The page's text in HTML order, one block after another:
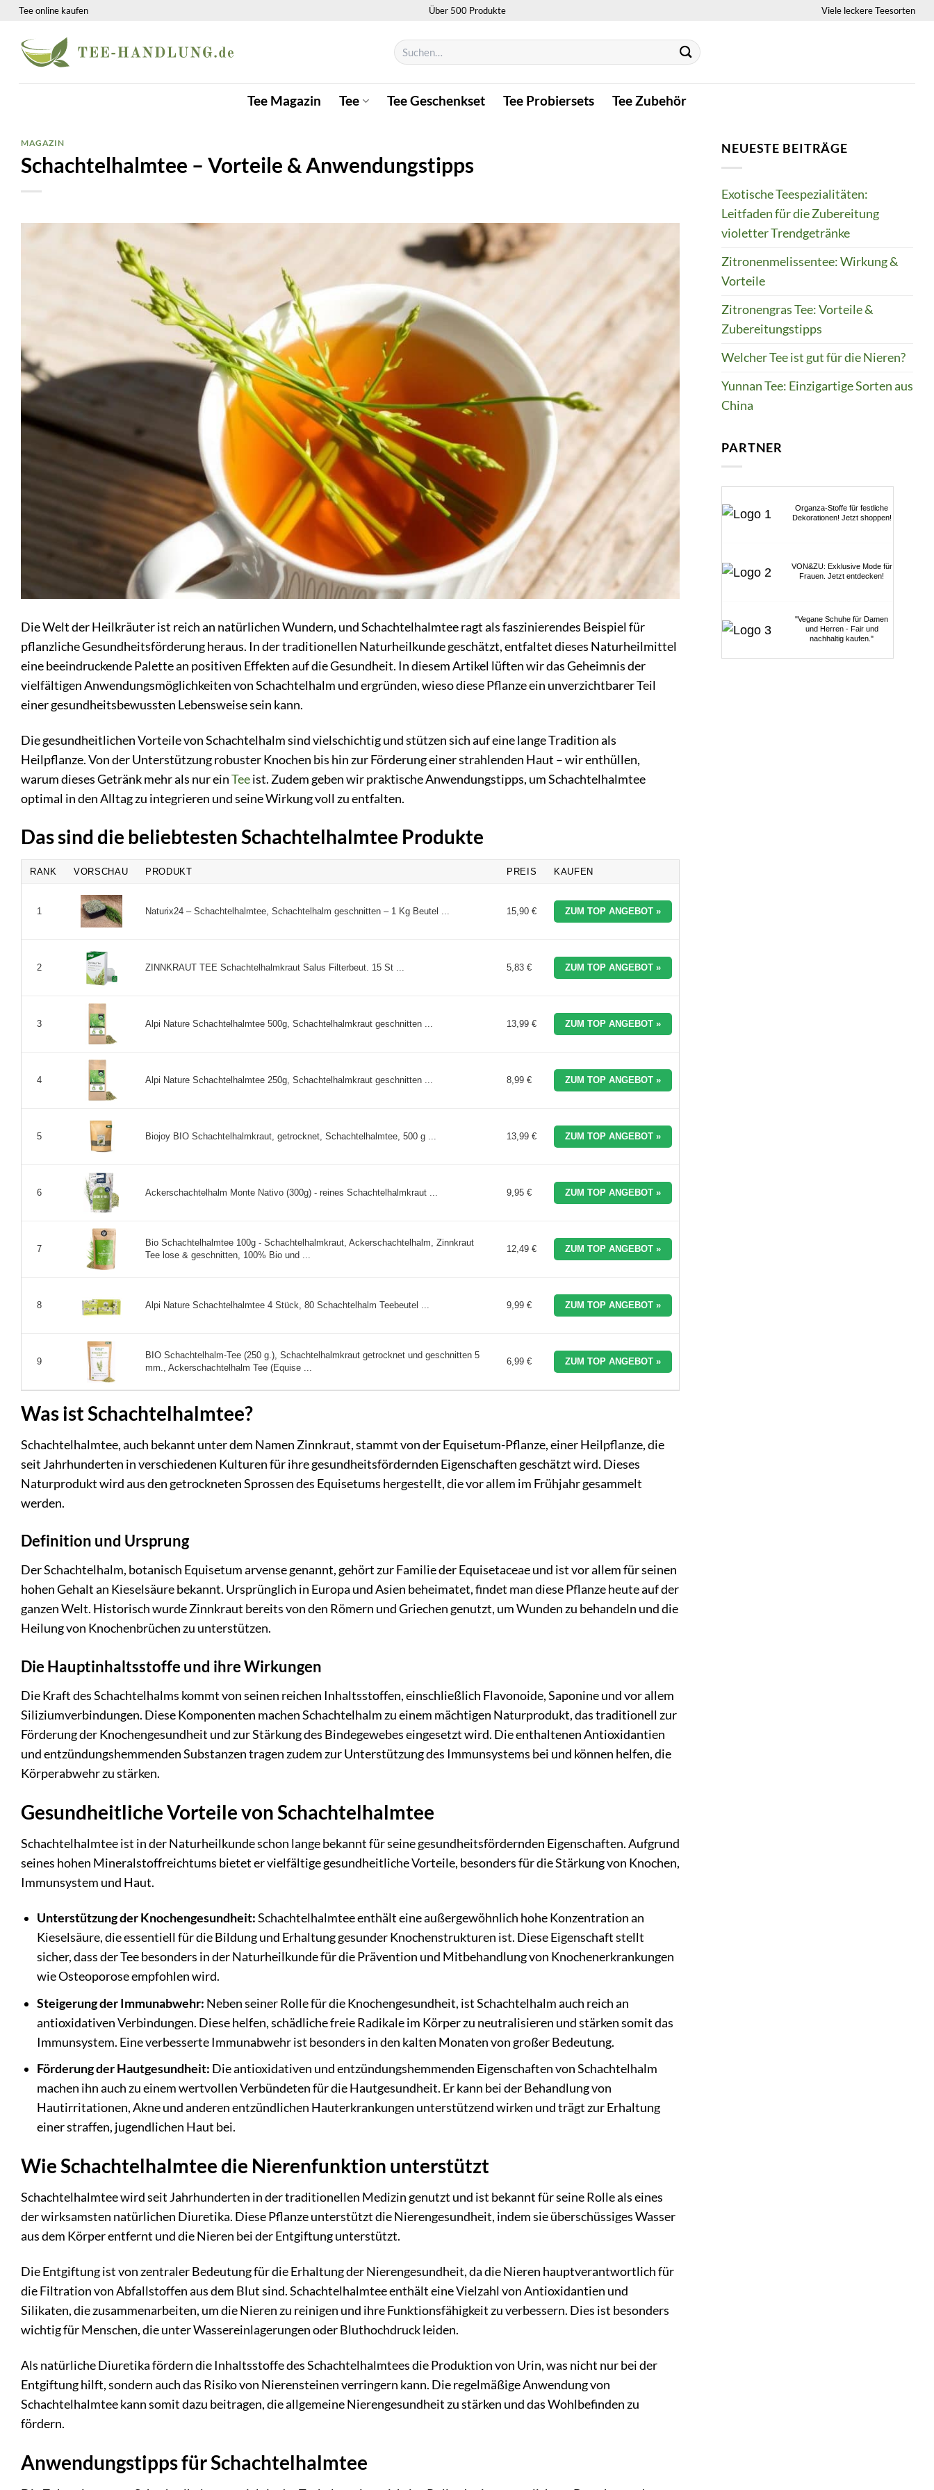
Zum
springen
Tee online kaufen Über 500 Produkte Viele leckere Teesorten
Suchen
nach:
Tee Magazin Tee Tee Geschenkset Tee Probiersets Tee Zubehör
MAGAZIN
Schachtelhalmtee – Vorteile & Anwendungstipps
Die Welt der Heilkräuter ist reich an natürlichen Wundern, und Schachtelhalmtee ragt als faszinierendes Beispiel für
pflanzliche Gesundheitsförderung heraus. In der traditionellen Naturheilkunde geschätzt, entfaltet dieses Naturheilmittel
eine beeindruckende Palette an positiven Effekten auf die Gesundheit. In diesem Artikel lüften wir das Geheimnis der
vielfältigen Anwendungsmöglichkeiten von Schachtelhalm und ergründen, wieso diese Pflanze ein unverzichtbarer Teil
einer gesundheitsbewussten Lebensweise sein kann.
Die gesundheitlichen Vorteile von Schachtelhalm sind vielschichtig und stützen sich auf eine lange Tradition als
Heilpflanze. Von der Unterstützung robuster Knochen bis hin zur Förderung einer strahlenden Haut – wir enthüllen,
warum dieses Getränk mehr als nur einTeeist. Zudem geben wir praktische Anwendungstipps, um Schachtelhalmtee
optimal in den Alltag zu integrieren und seine Wirkung voll zu entfalten.
Das sind die beliebtesten Schachtelhalmtee Produkte
RANK VORSCHAU PRODUKT PREIS KAUFEN
1 Naturix24 – Schachtelhalmtee, Schachtelhalm geschnitten – 1 Kg Beutel ... 15,90 € ZUM TOP ANGEBOT »
2 ZINNKRAUT TEE Schachtelhalmkraut Salus Filterbeut. 15 St ... 5,83 € ZUM TOP ANGEBOT »
3 Alpi Nature Schachtelhalmtee 500g, Schachtelhalmkraut geschnitten ... 13,99 € ZUM TOP ANGEBOT »
4 Alpi Nature Schachtelhalmtee 250g, Schachtelhalmkraut geschnitten ... 8,99 € ZUM TOP ANGEBOT »
5 Biojoy BIO Schachtelhalmkraut, getrocknet, Schachtelhalmtee, 500 g ... 13,99 € ZUM TOP ANGEBOT »
6 Ackerschachtelhalm Monte Nativo (300g) - reines Schachtelhalmkraut ... 9,95 € ZUM TOP ANGEBOT »
7
Bio Schachtelhalmtee 100g - Schachtelhalmkraut, Ackerschachtelhalm, Zinnkraut
Tee lose & geschnitten, 100% Bio und ...
12,49 € ZUM TOP ANGEBOT »
8 Alpi Nature Schachtelhalmtee 4 Stück, 80 Schachtelhalm Teebeutel ... 9,99 € ZUM TOP ANGEBOT »
9
BIO Schachtelhalm-Tee (250 g.), Schachtelhalmkraut getrocknet und geschnitten 5
mm., Ackerschachtelhalm Tee (Equise ...
6,99 € ZUM TOP ANGEBOT »
Was ist Schachtelhalmtee?
Schachtelhalmtee, auch bekannt unter dem Namen Zinnkraut, stammt von der Equisetum-Pflanze, einer Heilpflanze, die
seit Jahrhunderten in verschiedenen Kulturen für ihre gesundheitsfördernden Eigenschaften geschätzt wird. Dieses
Naturprodukt wird aus den getrockneten Sprossen des Equisetums hergestellt, die vor allem im Frühjahr gesammelt
werden.
Definition und Ursprung
Der Schachtelhalm, botanisch Equisetum arvense genannt, gehört zur Familie der Equisetaceae und ist vor allem für seinen
hohen Gehalt an Kieselsäure bekannt. Ursprünglich in Europa und Asien beheimatet, findet man diese Pflanze heute auf der
ganzen Welt. Historisch wurde Zinnkraut bereits von den Römern und Griechen genutzt, um Wunden zu behandeln und die
Heilung von Knochenbrüchen zu unterstützen.
Die Hauptinhaltsstoffe und ihre Wirkungen
Die Kraft des Schachtelhalms kommt von seinen reichen Inhaltsstoffen, einschließlich Flavonoide, Saponine und vor allem
Siliziumverbindungen. Diese Komponenten machen Schachtelhalm zu einem mächtigen Naturprodukt, das traditionell zur
Förderung der Knochengesundheit und zur Stärkung des Bindegewebes eingesetzt wird. Die enthaltenen Antioxidantien
und entzündungshemmenden Substanzen tragen zudem zur Unterstützung des Immunsystems bei und können helfen, die
Körperabwehr zu stärken.
Gesundheitliche Vorteile von Schachtelhalmtee
Schachtelhalmtee ist in der Naturheilkunde schon lange bekannt für seine gesundheitsfördernden Eigenschaften. Aufgrund
seines hohen Mineralstoffreichtums bietet er vielfältige gesundheitliche Vorteile, besonders für die Stärkung von Knochen,
Immunsystem und Haut.
Unterstützung der Knochengesundheit:Schachtelhalmtee enthält eine außergewöhnlich hohe Konzentration an
Kieselsäure, die essentiell für die Bildung und Erhaltung gesunder Knochenstrukturen ist. Diese Eigenschaft stellt
sicher, dass der Tee besonders in der Naturheilkunde für die Prävention und Mitbehandlung von Knochenerkrankungen
wie Osteoporose empfohlen wird.
Steigerung der Immunabwehr: Neben seiner Rolle für die Knochengesundheit, ist Schachtelhalm auch reich an
antioxidativen Verbindungen. Diese helfen, schädliche freie Radikale im Körper zu neutralisieren und stärken somit das
Immunsystem. Eine verbesserte Immunabwehr ist besonders in den kalten Monaten von großer Bedeutung.
Förderung der Hautgesundheit: Die antioxidativen und entzündungshemmenden Eigenschaften von Schachtelhalm
machen ihn auch zu einem wertvollen Verbündeten für die Hautgesundheit. Er kann bei der Behandlung von
Hautirritationen, Akne und anderen entzündlichen Hauterkrankungen unterstützend wirken und trägt zur Erhaltung
einer straffen, jugendlichen Haut bei.
Wie Schachtelhalmtee die Nierenfunktion unterstützt
Schachtelhalmtee wird seit Jahrhunderten in der traditionellen Medizin genutzt und ist bekannt für seine Rolle als eines
der wirksamsten natürlichen Diuretika. Diese Pflanze unterstützt die Nierengesundheit, indem sie überschüssiges Wasser
aus dem Körper entfernt und die Nieren bei der Entgiftung unterstützt.
Die Entgiftung ist von zentraler Bedeutung für die Erhaltung der Nierengesundheit, da die Nieren hauptverantwortlich für
die Filtration von Abfallstoffen aus dem Blut sind. Schachtelhalmtee enthält eine Vielzahl von Antioxidantien und
Silikaten, die zusammenarbeiten, um die Nieren zu reinigen und ihre Funktionsfähigkeit zu verbessern. Dies ist besonders
wichtig für Menschen, die unter Wassereinlagerungen oder Bluthochdruck leiden.
Als natürliche Diuretika fördern die Inhaltsstoffe des Schachtelhalmtees die Produktion von Urin, was nicht nur bei der
Entgiftung hilft, sondern auch das Risiko von Nierensteinen verringern kann. Die regelmäßige Anwendung von
Schachtelhalmtee kann somit dazu beitragen, die allgemeine Nierengesundheit zu stärken und das Wohlbefinden zu
fördern.
Anwendungstipps für Schachtelhalmtee
NEUESTE BEITRÄGE
Exotische Teespezialitäten:
Leitfaden für die Zubereitung
violetter Trendgetränke
Zitronenmelissentee: Wirkung &
Vorteile
Zitronengras Tee: Vorteile &
Zubereitungstipps
Welcher Tee ist gut für die Nieren?
Yunnan Tee: Einzigartige Sorten aus
China
PARTNER
Organza-Stoffe für festliche
Dekorationen! Jetzt shoppen!
VON&ZU: Exklusive Mode für
Frauen. Jetzt entdecken!
"Vegane Schuhe für Damen
und Herren - Fair und
nachhaltig kaufen."